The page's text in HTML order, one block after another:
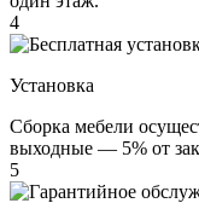
4
Установка
Сборка мебели
выходные — 5% от
5